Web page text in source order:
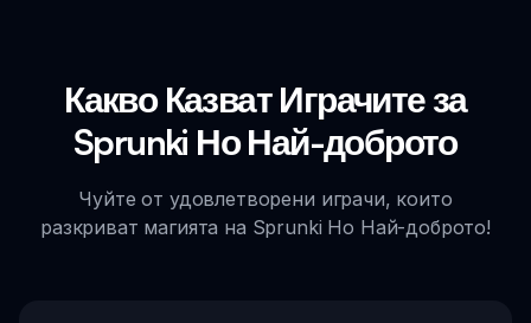
Какво Казват Играчите за
Sprunki Но Най-доброто
Чуйте от удовлетворени играчи, които
разкриват магията на Sprunki Но Най-доброто!